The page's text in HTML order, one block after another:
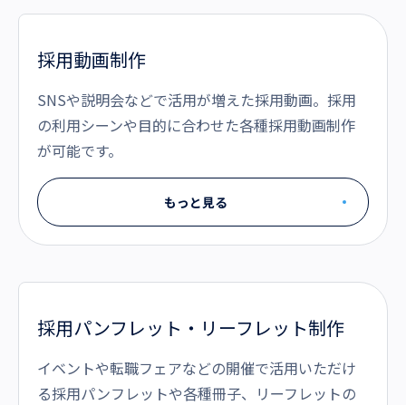
採用動画制作
SNSや説明会などで活用が増えた採用動画。採用
の利用シーンや目的に合わせた各種採用動画制作
が可能です。
もっと見る
採用パンフレット・リーフレット制作
イベントや転職フェアなどの開催で活用いただけ
る採用パンフレットや各種冊子、リーフレットの